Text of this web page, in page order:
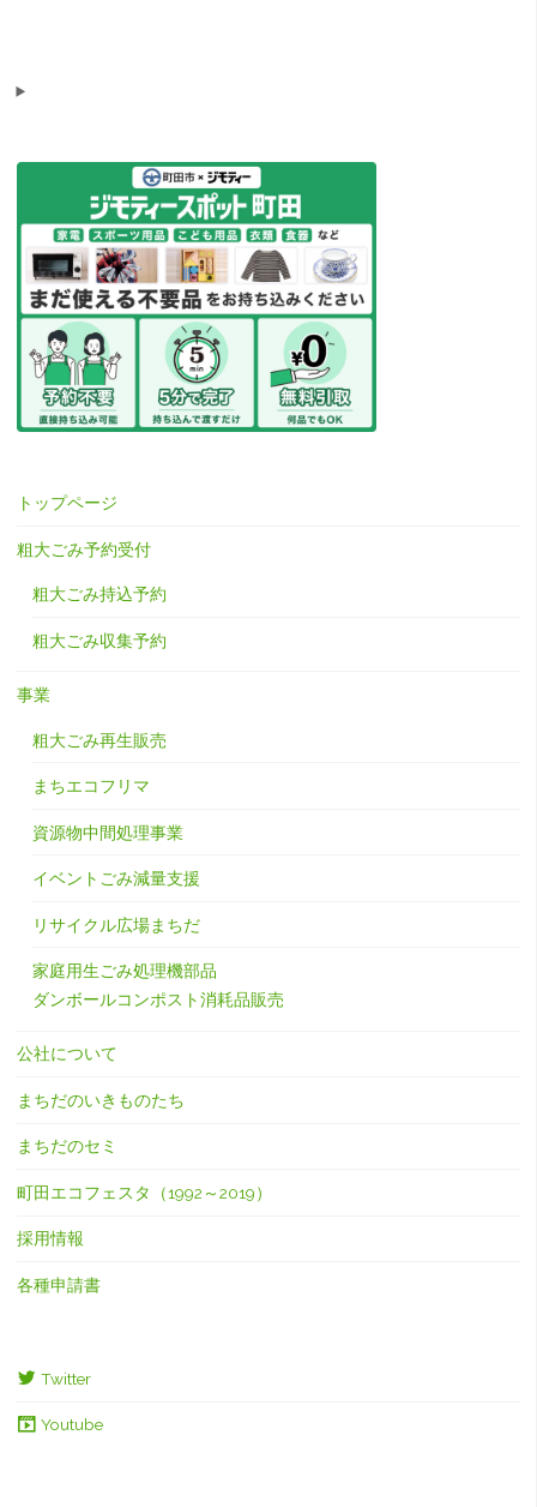
トップページ
粗大ごみ予約受付
粗大ごみ持込予約
粗大ごみ収集予約
事業
粗大ごみ再生販売
まちエコフリマ
資源物中間処理事業
イベントごみ減量支援
リサイクル広場まちだ
家庭用生ごみ処理機部品
ダンボールコンポスト消耗品販売
公社について
まちだのいきものたち
まちだのセミ
町田エコフェスタ（1992～2019）
採用情報
各種申請書
Twitter
Youtube